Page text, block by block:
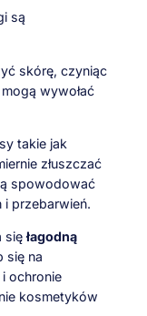
są
skórę, czyniąc
wywołać
takie jak
złuszczać
spowodować
i przebarwień.
sięłagodną
się na
ochronie
kosmetyków